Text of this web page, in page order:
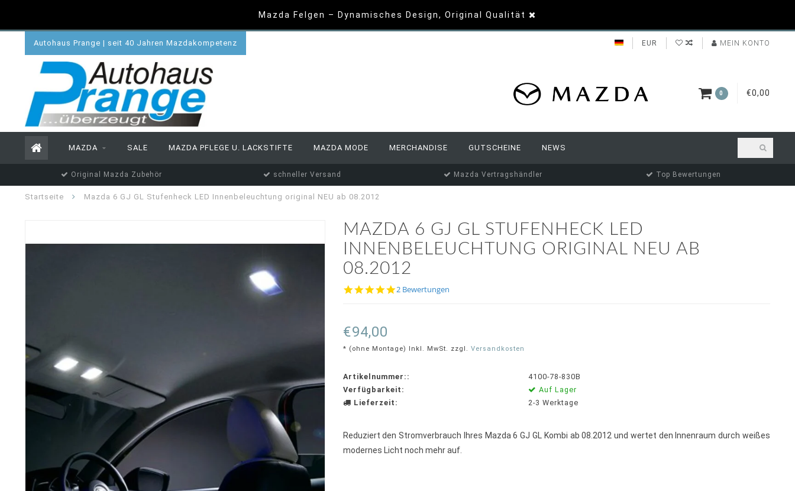
Mazda Felgen – Dynamisches Design, Original Qualität
Autohaus Prange | seit 40 Jahren Mazdakompetenz EUR MEIN KONTO
0 €0,00
MAZDA SALE MAZDA PFLEGE U. LACKSTIFTE MAZDA MODE MERCHANDISE GUTSCHEINE NEWS
Original Mazda Zubehör schneller Versand Mazda Vertragshändler Top Bewertungen
Startseite Mazda 6 GJ GL Stufenheck LED Innenbeleuchtung original NEU ab 08.2012
MAZDA 6 GJ GL STUFENHECK LED
INNENBELEUCHTUNG ORIGINAL NEU AB
08.2012
5.0
2 Bewertungen
€94,00
* (ohne Montage) Inkl. MwSt. zzgl. Versandkosten
Artikelnummer::
4100-78-830B
Verfügbarkeit:
Auf Lager
Lieferzeit:
2-3 Werktage
Reduziert den Stromverbrauch Ihres Mazda 6 GJ GL Kombi ab 08.2012 und wertet den Innenraum durch weißes
modernes Licht noch mehr auf.